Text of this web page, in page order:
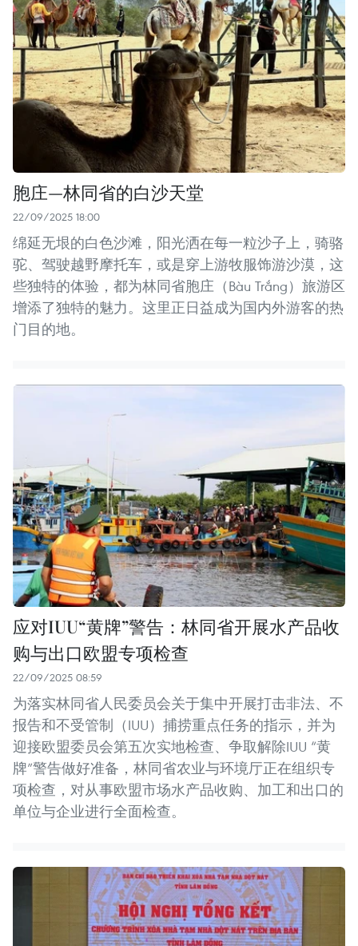
胞庄—林同省的白沙天堂
22/09/2025 18:00
绵延无垠的白色沙滩，阳光洒在每一粒沙子上，骑骆
驼、驾驶越野摩托车，或是穿上游牧服饰游沙漠，这
些独特的体验，都为林同省胞庄（Bàu Trắng）旅游区
增添了独特的魅力。这里正日益成为国内外游客的热
门目的地。
应对IUU“黄牌”警告：林同省开展水产品收
购与出口欧盟专项检查
22/09/2025 08:59
为落实林同省人民委员会关于集中开展打击非法、不
报告和不受管制（IUU）捕捞重点任务的指示，并为
迎接欧盟委员会第五次实地检查、争取解除IUU “黄
牌”警告做好准备，林同省农业与环境厅正在组织专
项检查，对从事欧盟市场水产品收购、加工和出口的
单位与企业进行全面检查。